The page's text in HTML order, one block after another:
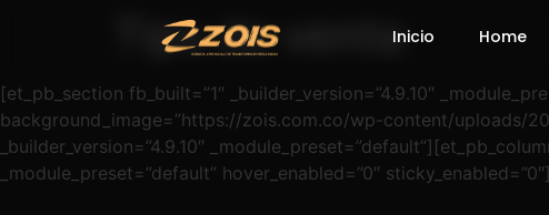
Inicio Home
Tips de venta
[et_pb_section fb_built=”1″ _builder_version=”4.9.10″
background_image=”https://zois.com.co/wp-content/uploads/
_builder_version=”4.9.10″
_module_preset=”default” hover_enabled=”0″ sticky_enabled=”0″]